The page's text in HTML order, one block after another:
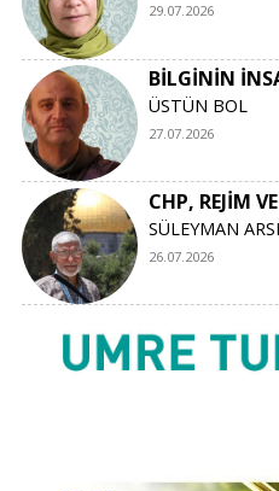
29.07.2026
BİLGİNİN
ÜSTÜN BOL
27.07.2026
CHP, REJİM
SÜLEYMAN
26.07.2026